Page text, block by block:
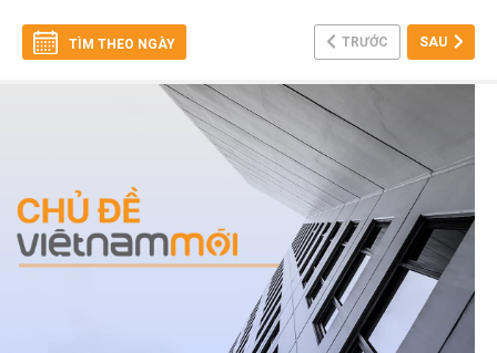
TÌM THEO NGÀY TRƯỚC SAU